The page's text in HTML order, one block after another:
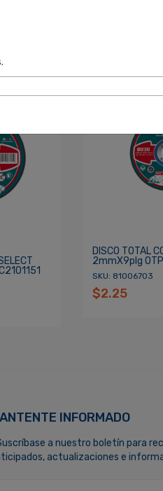
DISCO TOTAL
2mmX9plg
SKU: 81006703
$2.25
INFORMADO
a nuestro boletín para
actualizaciones e